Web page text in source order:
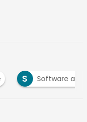
S Software as a